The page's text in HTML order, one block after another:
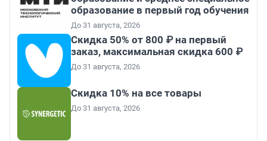
образование в первый год обучения
До 31 августа, 2026
Скидка 50% от 800 ₽ на первый
заказ, максимальная скидка 600 ₽
До 31 августа, 2026
Скидка 10% на все товары
До 31 августа, 2026